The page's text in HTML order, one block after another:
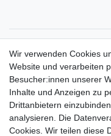
Versandkosten
Der Weg zur eigenen
Inbetriebnahme &
Für Interessierte aus der
Klimaanlage =
Hilfe
Wir verwenden Cookies
Website und verarbeiten
Besucher:innen unserer
Inhalte und Anzeigen zu
Drittanbietern
analysieren. Die
Cookies. Wir teilen diese